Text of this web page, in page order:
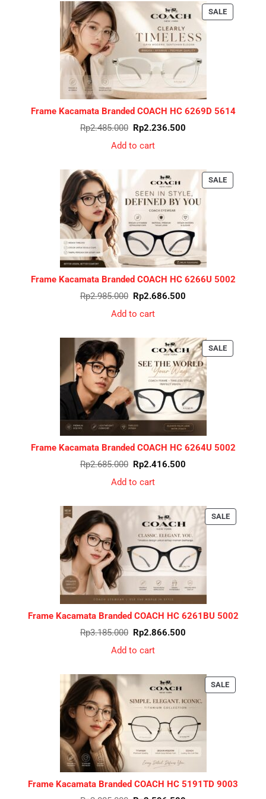
SALEPRODUCT
ON
Frame Kacamata Branded COACH HC 6269D 5614
Rp2.485.000 Original
price
was:
Rp2.485.000.
Rp2.236.500
Add to cart
SALEPRODUCT
ON
Frame Kacamata Branded COACH HC 6266U 5002
Rp2.985.000 Original
price
was:
Rp2.985.000.
Rp2.686.500
Add to cart
SALEPRODUCT
ON
Frame Kacamata Branded COACH HC 6264U 5002
Rp2.685.000 Original
price
was:
Rp2.685.000.
Rp2.416.500
Add to cart
SALEPRODUCT
ON
Frame Kacamata Branded COACH HC 6261BU 5002
Rp3.185.000 Original
price
was:
Rp3.185.000.
Rp2.866.500
Add to cart
SALEPRODUCT
ON
Frame Kacamata Branded COACH HC 5191TD 9003